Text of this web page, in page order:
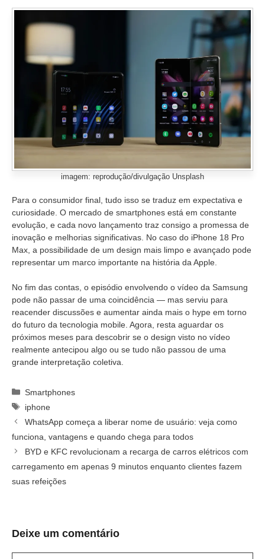
imagem: reprodução/divulgação Unsplash
Para o consumidor final, tudo isso se traduz em expectativa e
curiosidade. O mercado de smartphones está em constante
evolução, e cada novo lançamento traz consigo a promessa de
inovação e melhorias significativas. No caso do iPhone 18 Pro
Max, a possibilidade de um design mais limpo e avançado pode
representar um marco importante na história da Apple.
No fim das contas, o episódio envolvendo o vídeo da Samsung
pode não passar de uma coincidência — mas serviu para
reacender discussões e aumentar ainda mais o hype em torno
do futuro da tecnologia mobile. Agora, resta aguardar os
próximos meses para descobrir se o design visto no vídeo
realmente antecipou algo ou se tudo não passou de uma
grande interpretação coletiva.
Categorias
Smartphones
Tags
iphone
WhatsApp começa a liberar nome de usuário: veja como
funciona, vantagens e quando chega para todos
BYD e KFC revolucionam a recarga de carros elétricos com
carregamento em apenas 9 minutos enquanto clientes fazem
suas refeições
Deixe um comentário